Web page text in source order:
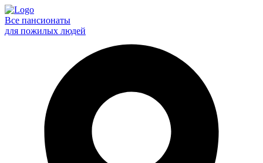
Все пансионаты
для пожилых людей